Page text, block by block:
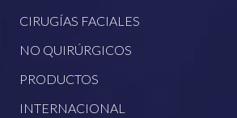
CIRUGÍAS FACIALES
NO QUIRÚRGICOS
PRODUCTOS
INTERNACIONAL